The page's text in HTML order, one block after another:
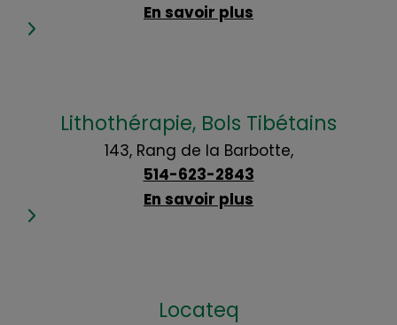
En savoir plus
Lithothérapie, Bols Tibétains
143, Rang de la Barbotte,
514-623-2843
En savoir plus
Locateq